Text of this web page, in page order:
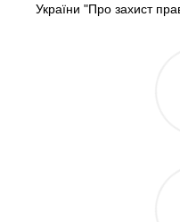
України "Про захист